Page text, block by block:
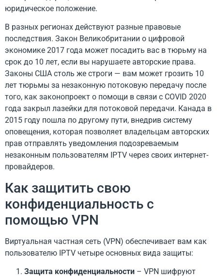
юридическое положение.
В разных регионах действуют разные правовые
последствия. Закон Великобритании о цифровой
экономике 2017 года может посадить вас в тюрьму на
срок до 10 лет, если вы нарушаете авторские права.
Законы США столь же строги — вам может грозить 10
лет тюрьмы за незаконную потоковую передачу после
того, как законопроект о помощи в связи с COVID 2020
года закрыл лазейки для потоковой передачи. Канада в
2015 году пошла по другому пути, внедрив систему
оповещения, которая позволяет владельцам авторских
прав отправлять уведомления подозреваемым
незаконным пользователям IPTV через своих интернет-
провайдеров.
Как защитить свою
конфиденциальность с
помощью VPN
Виртуальная частная сеть (VPN) обеспечивает вам как
пользователю IPTV четыре основных вида защиты:
Защита конфиденциальности – VPN шифруют